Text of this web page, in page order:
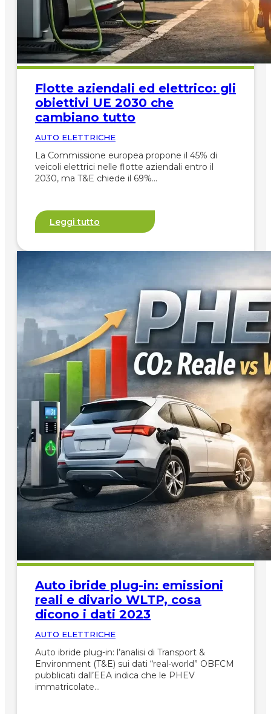
Flotte aziendali ed elettrico: gli
obiettivi UE 2030 che
cambiano tutto
AUTO ELETTRICHE
La Commissione europea propone il 45% di
veicoli elettrici nelle flotte aziendali entro il
2030, ma T&E chiede il 69%…
Leggi tutto
Auto ibride plug-in: emissioni
reali e divario WLTP, cosa
dicono i dati 2023
AUTO ELETTRICHE
Auto ibride plug-in: l’analisi di Transport &
Environment (T&E) sui dati “real-world” OBFCM
pubblicati dall’EEA indica che le PHEV
immatricolate…